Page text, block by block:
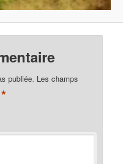
publiée. Les champs
*